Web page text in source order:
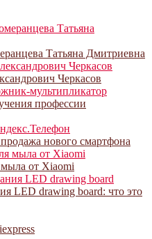
Татьяна Дмитриевна
Черкасов
профессии
нового смартфона
от Xiaomi
LED drawing board: что это